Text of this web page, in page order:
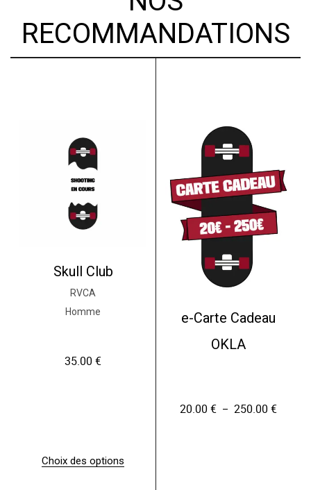
RECOMMANDATIONS
Skull Club
RVCA
Homme
35.00 €
Choix des options
e-Carte Cadeau
OKLA
20.00 € – 250.00 €P